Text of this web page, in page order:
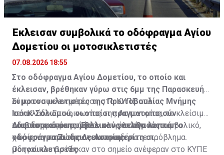
Έκλεισαν συμβολικά το οδόφραγμα Αγίου
Δομετίου οι μοτοσικλετιστές
07.08.2026 18:55
Στο οδόφραγμα Αγίου Δομετίου, το οποίο και
έκλεισαν, βρέθηκαν γύρω στις 6μμ της Παρασκευής
οι μοτοσυκλετιστές της Πρωτοβουλίας Μνήμης
Ισάακ-Σολωμού, οι οποίοι πραγματοποιούν
οδοιπορικό σε συμβολικούς σταθμούς και
οδοφράγματα της Λευκωσίας.
Σύμφωνα με ενημέρωση στο ΚΥΠΕ από
τον Κλάδο Επικοινωνίας της Αστυνομίας, το κλείσιμο
του οδοφράγματος ήταν ολιγόλεπτο και συμβολικό,
χωρίς να παρουσιαστεί οποιοδήποτε πρόβλημα.
Διαβάστε επίσης:Έκλεισαν για λίγα λεπτά το
οδόφραγμα Ζώδειας-Αστρομερίτη οι
μοτοσικλετιστές
Οδηγοί που βρέθηκαν στο σημείο ανέφεραν στο ΚΥΠΕ